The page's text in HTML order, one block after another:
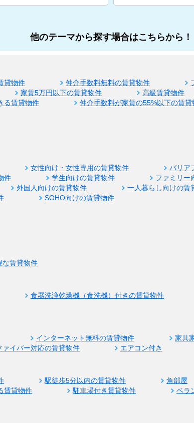
他のテーマから探す場合はこちらから！
貸物件 仲介手数料無料の賃貸物件
家賃5万円以下の賃貸物件
高級賃貸物件
る賃貸物件
仲介手数料が家賃の55%以下の賃貸
女性向け・女性専用の賃貸物件
バリア
件
学生向けの賃貸物件 ファミリー
外国人向けの賃貸物件
一人暮らし向けの賃
SOHO向けの賃貸物件
な賃貸物件
食器洗浄乾燥機（食洗機）付きの賃貸物件
インターネット無料の賃貸物件
家具
ァイバー対応の賃貸物件 エアコン付き
駅徒歩5分以内の賃貸物件
角部屋
賃貸物件
駐車場付き賃貸物件
ベラ